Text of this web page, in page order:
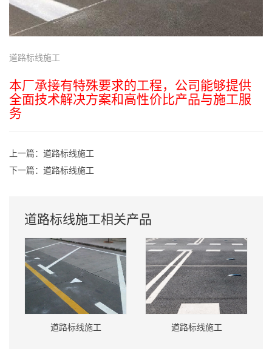
道路标线施工
本厂承接有特殊要求的工程，公司能够提供
全面技术解决方案和高性价比产品与施工服
务
上一篇： 道路标线施工
下一篇： 道路标线施工
道路标线施工相关产品
道路标线施工 道路标线施工